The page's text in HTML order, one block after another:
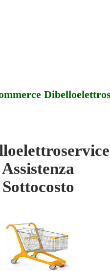
- Assistenza
- Sottocosto
- Assistenza
- Assistenza
Assistenza
Sottocosto